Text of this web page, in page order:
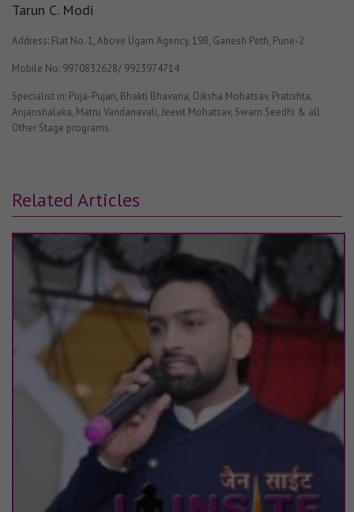
Tarun C. Modi
Address: Flat No. 1, Above Ugam Agency, 198, Ganesh Peth, Pune-2.
Mobile No: 9970832628/ 9923974714
Specialist in: Puja-Pujan, Bhakti Bhavana, Diksha Mohatsav, Pratishta,
Anjanshalaka, Matru Vandanavali, Jeevit Mohatsav, Swarn Seedhi & all
Other Stage programs.
Related Articles